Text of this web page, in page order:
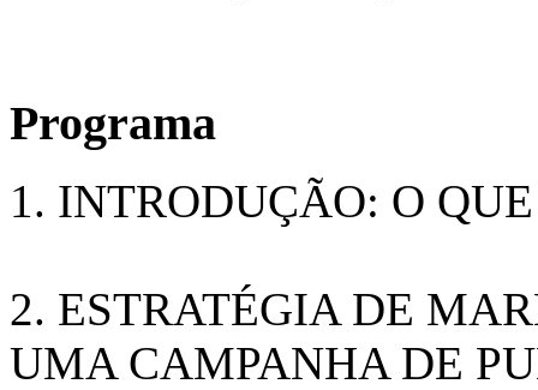
Programa
1. INTRODUÇÃO: O
2. ESTRATÉGIA DE
UMA CAMPANHA DE